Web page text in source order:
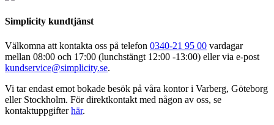
Simplicity kundtjänst
Välkomna att kontakta oss på telefon 0340-21 95 00 vardagar
mellan 08:00 och 17:00 (lunchstängt 12:00 -13:00) eller via e-post
kundservice@simplicity.se.
Vi tar endast emot bokade besök på våra kontor i Varberg, Göteborg
eller Stockholm. För direktkontakt med någon av oss, se
kontaktuppgifterhär.